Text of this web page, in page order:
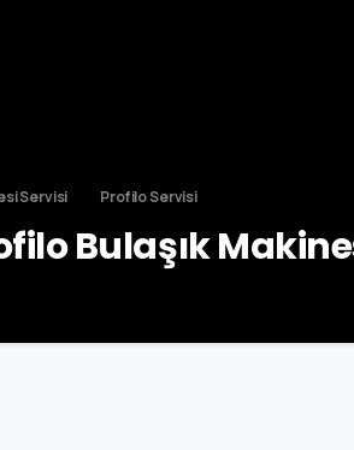
Servisi Profilo Servisi
Bulaşık